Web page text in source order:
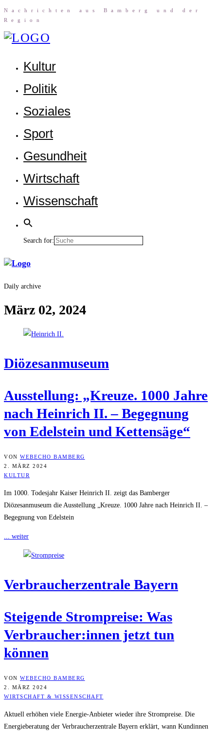
Nach­rich­ten aus Bam­berg und der
Region
Kul­tur
Poli­tik
Sozia­les
Sport
Gesund­heit
Wirt­schaft
Wis­sen­schaft
Search for:
Daily archive
März 02, 2024
Diö­ze­san­mu­se­um
Aus­stel­lung: „Kreu­ze. 1000 Jah­re
nach Hein­rich II. – Begeg­nung
von Edel­stein und Kettensäge“
VON WEBECHO BAMBERG
2. MÄRZ 2024
KULTUR
Im 1000. Todesjahr Kaiser Heinrich II. zeigt das Bamberger
Diözesanmuseum die Ausstellung „Kreuze. 1000 Jahre nach Heinrich II. –
Begegnung von Edelstein
... weiter
Ver­brau­cher­zen­tra­le Bayern
Stei­gen­de Strom­prei­se: Was
Verbraucher:innen jetzt tun
können
VON WEBECHO BAMBERG
2. MÄRZ 2024
WIRTSCHAFT & WISSENSCHAFT
Aktuell erhöhen viele Energie-Anbieter wieder ihre Strompreise. Die
Energieberatung der Verbraucherzentrale Bayern erklärt, wann Kundinnen